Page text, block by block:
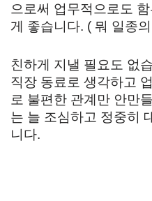
으로써 업무적으로도
게 좋습니다. ( 뭐 일종
친하게 지낼 필요도 없
직장 동료로 생각하고
로 불편한 관계만 안만
는 늘 조심하고 정중히
니다.